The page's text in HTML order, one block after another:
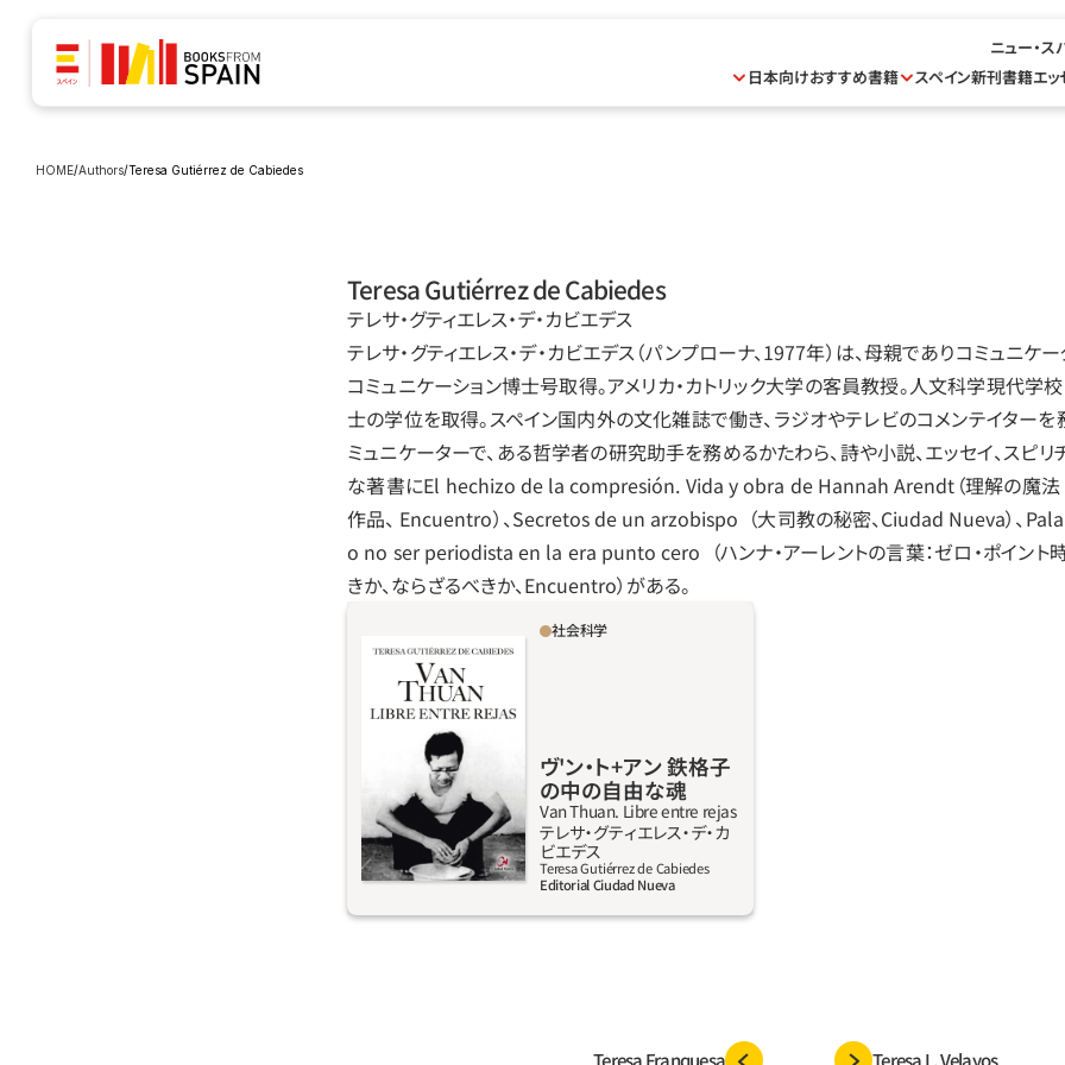
ニュー・ス
日本向けおすすめ書籍
スペイン新刊書籍エッ
HOME/Authors/Teresa Gutiérrez de Cabiedes
Teresa Gutiérrez de Cabiedes
テレサ‧グティエレス‧デ‧カビエデス
テレサ‧グティエレス‧デ‧カビエデス（パンプローナ、1977年）は、母親でありコミュニケ
コミュニケーション博士号取得。アメリカ‧カトリック大学の客員教授。人文科学現代学校
士の学位を取得。スペイン国内外の文化雑誌で働き、ラジオやテレビのコメンテイターを
ミュニケーターで、ある哲学者の研究助手を務めるかたわら、詩や小説、エッセイ、スピ
な著書にEl hechizo de la compresión. Vida y obra de Hannah Arendt（理解の魔法
作品、 Encuentro）、Secretos de un arzobispo  （大司教の秘密、Ciudad Nueva）、
o no ser periodista en la era punto cero  （ハンナ‧アーレントの言葉：ゼロ‧ポイント
きか、ならざるべきか、Encuentro）がある。
ものごとを変化させる途方もない力をもった
英雄的行為についての実話に基づく小説。極限
まで追い込まれた愛の物語。ある男が裁判も判
決もなしに刑務所に入れられる。彼は絶望し、
将来の夢をくじかれる。一見、自由を奪う抑圧
勢力が勝ったかに見えた。そのとき、自由を奪
われたこの男が全国民のシンボルとなった。彼
が獄中から人道的論理を伝え、その反響が大き
な嵐を巻き起こしたときに状況が変わる。F. X.
グエン・ヴァン・トゥアンの驚くべき経験を言
葉で表すのは不可能かもしれない。我々にでき
社会科学
ヴ'ン‧ト+アン 鉄格子
の中の自由な魂
Van Thuan. Libre entre rejas
テレサ‧グティエレス‧デ‧カ
ビエデス
Teresa Gutiérrez de Cabiedes
Editorial Ciudad Nueva
Teresa Franquesa Teresa L. Velayos